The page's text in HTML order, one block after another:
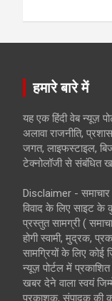
हमारे बारे में
यह एक हिंदी वेब न्यूज़
अलावा राजनीति,
जगत, लाइफस्टाइल,
टेक्नोलॉजी से संबंधित
Disclaimer -
विवाद के लिए साइट के
प्रस्तुत सामग्री (
होगी स्वामी, मुद्रक,
सामग्रियों के लिए कोई
न्यूज़ पोर्टल में
खबर देने वाला स्वयं
प्रकाशक, संपादक की